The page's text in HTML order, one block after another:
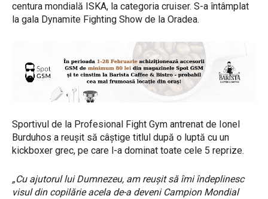
centura mondială ISKA, la categoria cruiser. S-a întâmplat
la gala Dynamite Fighting Show de la Oradea.
Sportivul de la Profesional Fight Gym antrenat de Ionel
Burduhos a reușit să câștige titlul după o luptă cu un
kickboxer grec, pe care l-a dominat toate cele 5 reprize.
„Cu ajutorul lui Dumnezeu, am reușit să îmi îndeplinesc
visul din copilărie acela de-a deveni Campion Mondial